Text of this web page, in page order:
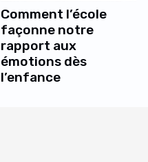
Comment l’école
façonne notre
rapport aux
émotions dès
l’enfance